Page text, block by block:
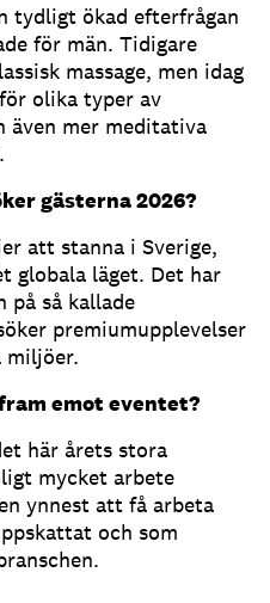
tydligt ökad efterfrågan
för män. Tidigare
massage, men idag
olika typer av
även mer meditativa
gästerna 2026?
att stanna i Sverige,
globala läget. Det har
på så kallade
premiumupplevelser
miljöer.
emot eventet?
här årets stora
mycket arbete
ynnest att få arbeta
och som